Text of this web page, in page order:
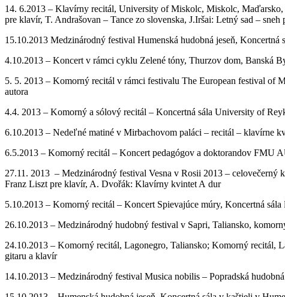
14. 6.2013 – Klavírny recitál, University of Miskolc, Miskolc,
pre klavír, T. Andrašovan – Tance zo slovenska, J.Iršai: Letný sad – sneh
15.10.2013 Medzinárodný festival Humenská hudobná jeseň,
4.10.2013 – Koncert v rámci cyklu Zelené tóny, Thurzov dom, Banská
5. 5. 2013 – Komorný recitál v rámci festivalu The European festival of
autora
4.4. 2013 – Komorný a sólový recitál – Koncertná sála University of
6.10.2013 – Nedeľné matiné v Mirbachovom paláci – recitál – klavírne
6.5.2013 – Komorný recitál – Koncert pedagógov a doktorandov FMU
27.11. 2013 – Medzinárodný festival Vesna v Rosii 2013 –
Franz Liszt pre klavír, A. Dvořák: Klavírny kvintet A dur
5.10.2013 – Komorný recitál – Koncert Spievajúce múry, Koncertná sála
26.10.2013 – Medzinárodný hudobný festival v Sapri, Taliansko,
24.10.2013 – Komorný recitál, Lagonegro, Taliansko; Komorný recitál,
gitaru a klavír
14.10.2013 – Medzinárodný festival Musica nobilis – Popradská